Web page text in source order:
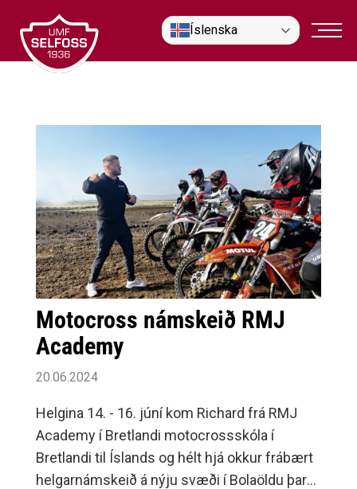
efni
Íslenska
Motocross námskeið RMJ
Academy
20.06.2024
Helgina 14. - 16. júní kom Richard frá RMJ
Academy í Bretlandi motocrossskóla í
Bretlandi til Íslands og hélt hjá okkur frábært
helgarnámskeið á nýju svæði í Bolaöldu þar